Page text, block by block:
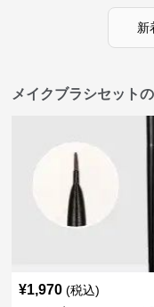
新
メイクブラシセット
¥1,970 (税込)